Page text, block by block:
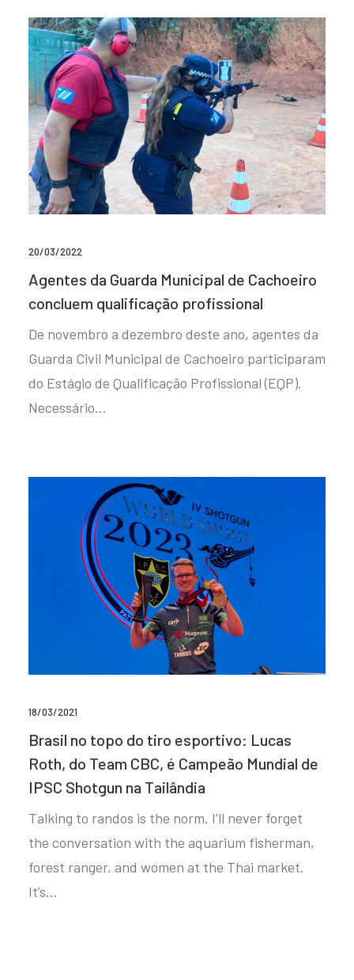
20/03/2022
Agentes da Guarda Municipal de Cachoeiro
concluem qualificação profissional
De novembro a dezembro deste ano, agentes da
Guarda Civil Municipal de Cachoeiro participaram
do Estágio de Qualificação Profissional (EQP).
Necessário…
18/03/2021
Brasil no topo do tiro esportivo: Lucas
Roth, do Team CBC, é Campeão Mundial de
IPSC Shotgun na Tailândia
Talking to randos is the norm. I’ll never forget
the conversation with the aquarium fisherman,
forest ranger, and women at the Thai market.
It’s…